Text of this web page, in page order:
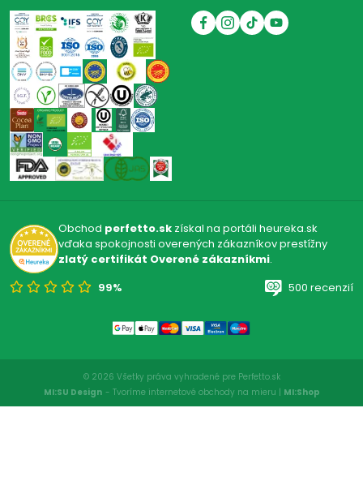
Obchod perfetto.skzískal na portáli heureka.sk
vďaka spokojnosti overených zákazníkov prestížny
zlatý certifikát Overené zákazníkmi.
99%
500 recenzií
© 2026 Všetky práva vyhradené pre Perfetto.sk
MI:SU Design - Tvoríme internetové obchody na mieru | MI:Shop